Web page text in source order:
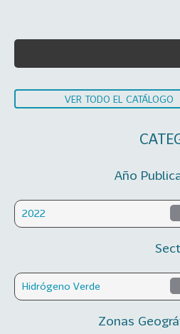
VER TODO EL CATÁLOGO
Año
2022
Hidrógeno Verde
Zonas